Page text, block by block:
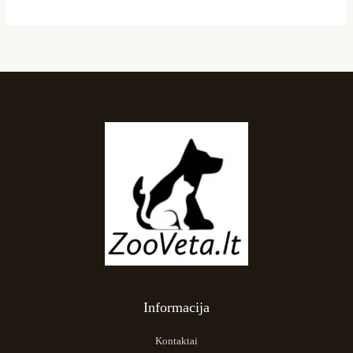
Informacija
Kontaktai